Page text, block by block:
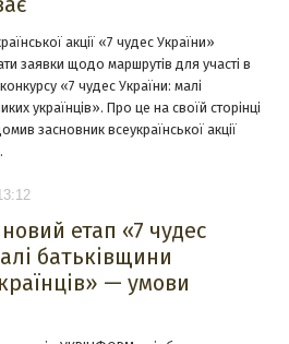
акції «7 чудес України»
заявки щодо маршрутів для участі в
«7 чудес України: малі
українців». Про це на своїй сторінці
засновник всеукраїнської акції
етап «7 чудес
батьківщини
— умови